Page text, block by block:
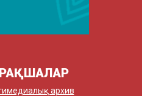
архив